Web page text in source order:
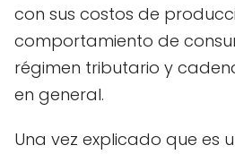
con sus costos de
comportamiento de
régimen tributario y
en general.
Una vez explicado que es